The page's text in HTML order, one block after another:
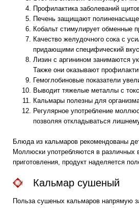
Профилактика заболеваний
Печень защищают
Кобальт стимулирует обменные
Качество желудочного сока с
придающими специфический
Лизин с аргинином занимаются
Также они оказывают
Гемоглобиновые показатели
Выводит тяжелые металлы с
Кальмары полезны для
Регулярное употребление
позволяя откладываться
Блюда из кальмаров рекомендованы
Моллюски употребляются в различных
приготовления, продукт наделяется
Кальмар сушеный
Польза сушеных кальмаров напрямую